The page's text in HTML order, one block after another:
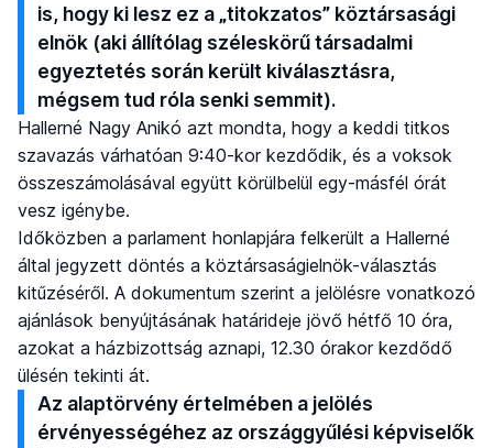
is, hogy ki lesz ez a „titokzatos” köztársasági
elnök (aki állítólag széleskörű társadalmi
egyeztetés során került kiválasztásra,
mégsem tud róla senki semmit).
Hallerné Nagy Anikó azt mondta, hogy a keddi titkos
szavazás várhatóan 9:40-kor kezdődik, és a voksok
összeszámolásával együtt körülbelül egy-másfél órát
vesz igénybe.
Időközben a parlament honlapjára felkerült a Hallerné
által jegyzett döntés a köztársaságielnök-választás
kitűzéséről. A dokumentum szerint a jelölésre vonatkozó
ajánlások benyújtásának határideje jövő hétfő 10 óra,
azokat a házbizottság aznapi, 12.30 órakor kezdődő
ülésén tekinti át.
Az alaptörvény értelmében a jelölés
érvényességéhez az országgyűlési képviselők